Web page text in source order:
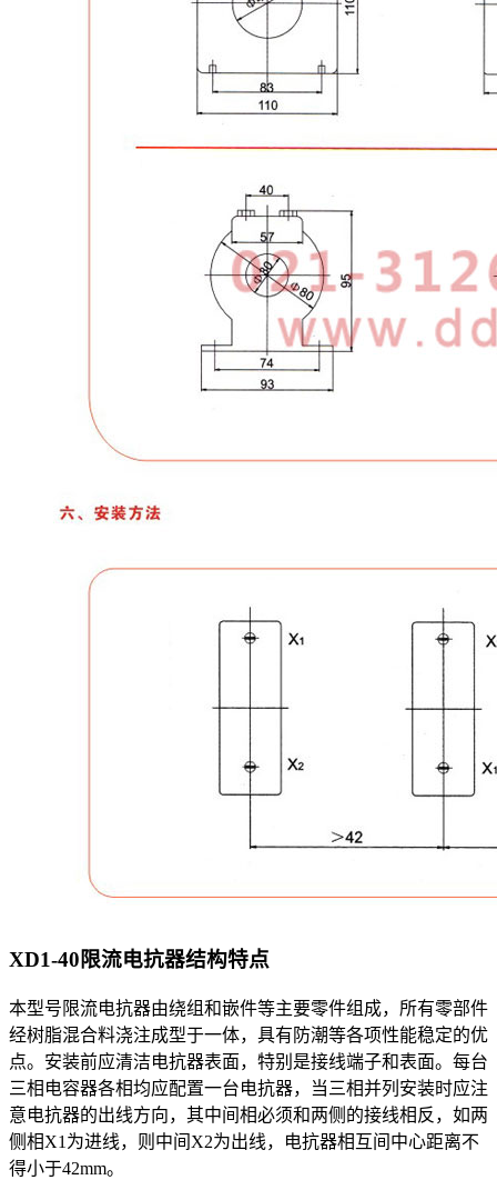
XD1-40限流电抗器结构特点
本型号限流电抗器由绕组和嵌件等主要零件组成，所有零部件
经树脂混合料浇注成型于一体，具有防潮等各项性能稳定的优
点。安装前应清洁电抗器表面，特别是接线端子和表面。每台
三相电容器各相均应配置一台电抗器，当三相并列安装时应注
意电抗器的出线方向，其中间相必须和两侧的接线相反，如两
侧相X1为进线，则中间X2为出线，电抗器相互间中心距离不
得小于42mm。